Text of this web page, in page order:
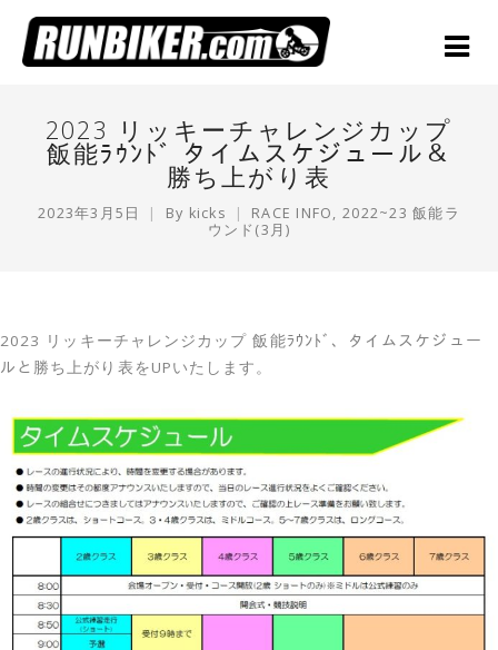
2023 リッキーチャレンジカップ
飯能ﾗｳﾝﾄﾞ タイムスケジュール＆
勝ち上がり表
2023年3月5日 By kicks RACE INFO, 2022~23 飯能ラ
ウンド(3月)
2023 リッキーチャレンジカップ 飯能ﾗｳﾝﾄﾞ、タイムスケジュー
ルと勝ち上がり表をUPいたします。